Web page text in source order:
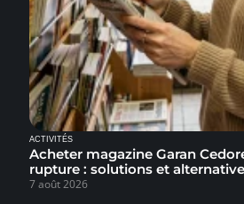
ACTIVITÉS
Acheter magazine Garan
rupture : solutions et
7 août 2026